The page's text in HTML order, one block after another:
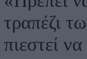
τραπέζι
πιεστεί